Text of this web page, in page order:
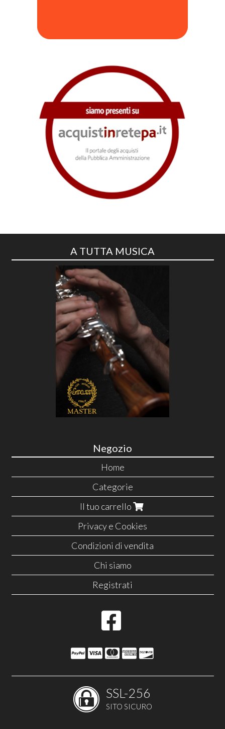
A TUTTA MUSICA
Negozio
Home
Categorie
Il tuo carrello
Privacy e Cookies
Condizioni di vendita
Chi siamo
Registrati
SSL-256
SITO SICURO